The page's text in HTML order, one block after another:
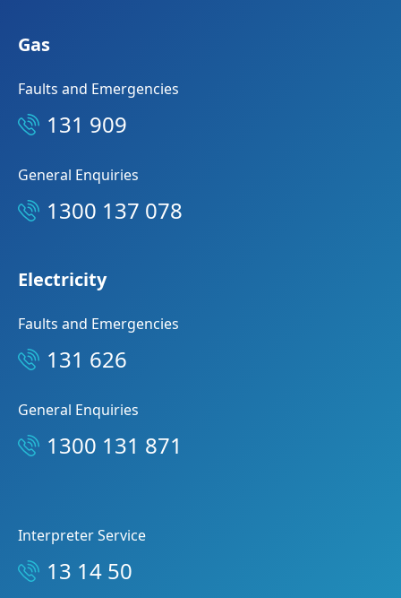
Gas
Faults and Emergencies
131 909
General Enquiries
1300 137 078
Electricity
Faults and Emergencies
131 626
General Enquiries
1300 131 871
Interpreter Service
13 14 50